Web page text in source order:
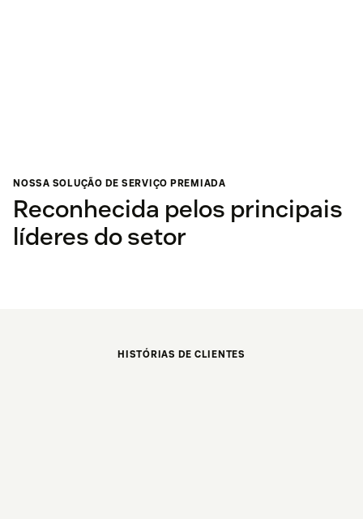
NOSSA SOLUÇÃO DE SERVIÇO PREMIADA
Reconhecida pelos principais
líderes do setor
HISTÓRIAS DE CLIENTES